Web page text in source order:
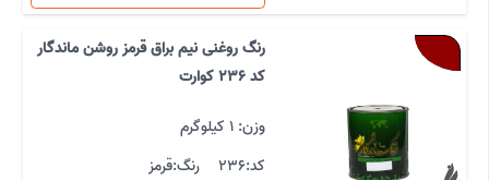
رنگ روغنی نیم براق قرمز روشن ماندگار
کد 236 کوارت
وزن: 1 کیلوگرم
کد:236 رنگ:قرمز